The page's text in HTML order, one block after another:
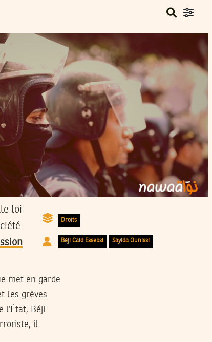
Droits
Béji Caid Essebsi Sayida Ounissi
loi
met en garde
les grèves
l’État, Béji
il